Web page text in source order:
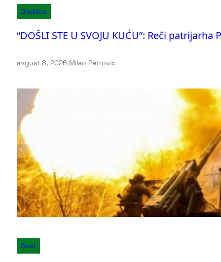
Društvo
“DOŠLI STE U SVOJU KUĆU”: Reči
avgust 8, 2026.Milan Petrović
Svet